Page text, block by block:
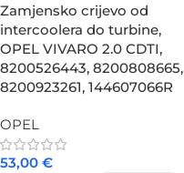
Zamjensko crijevo od
intercoolera do turbine,
OPEL VIVARO 2.0 CDTI,
8200526443, 8200808665,
8200923261, 144607066R
OPEL
53,00 €